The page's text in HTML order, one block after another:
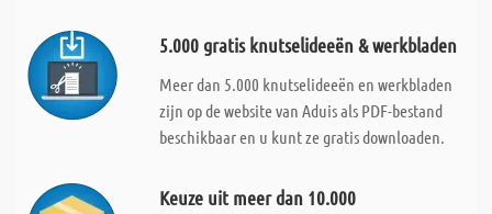
5.000 gratis knutselideeën & werkbladen
Meer dan 5.000 knutselideeën en werkbladen
zijn op de website van Aduis als PDF-bestand
beschikbaar en u kunt ze gratis downloaden.
Keuze uit meer dan 10.000